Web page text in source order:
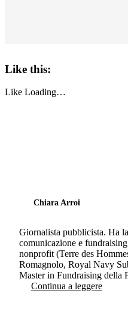
Like this:
Like Loading…
Chiara Arroi
Giornalista pubblicista. Ha
comunicazione e
nonprofit (Terre des
Romagnolo, Royal Navy
Master in Fundraising
Continua a leggere